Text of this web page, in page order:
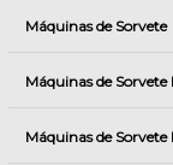
Máquinas de Sorvete
Máquinas de Sorvete
Máquinas de